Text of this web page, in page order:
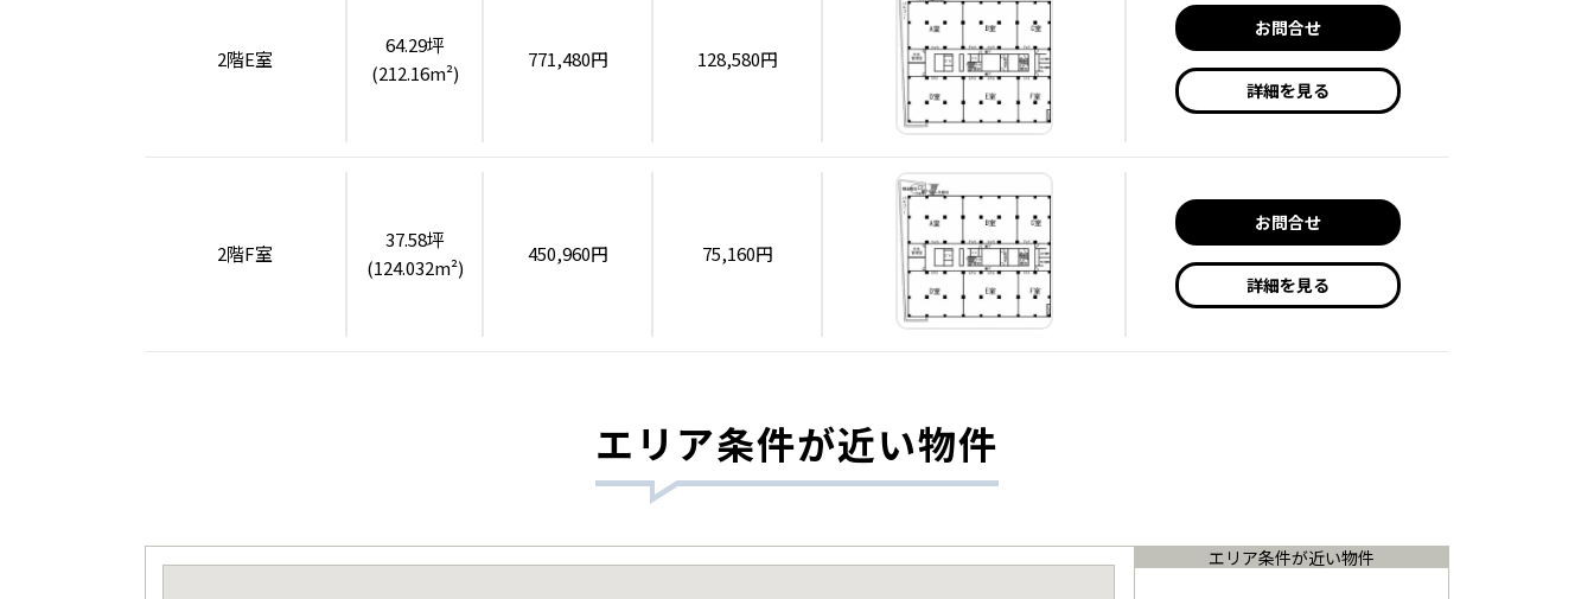
2階E室
64.29坪
(212.16m²)
771,480円 128,580円
お問合せ
詳細を見る
2階F室
37.58坪
(124.032m²)
450,960円 75,160円
お問合せ
詳細を見る
エリア条件が近い物件
エリア条件が近い物件